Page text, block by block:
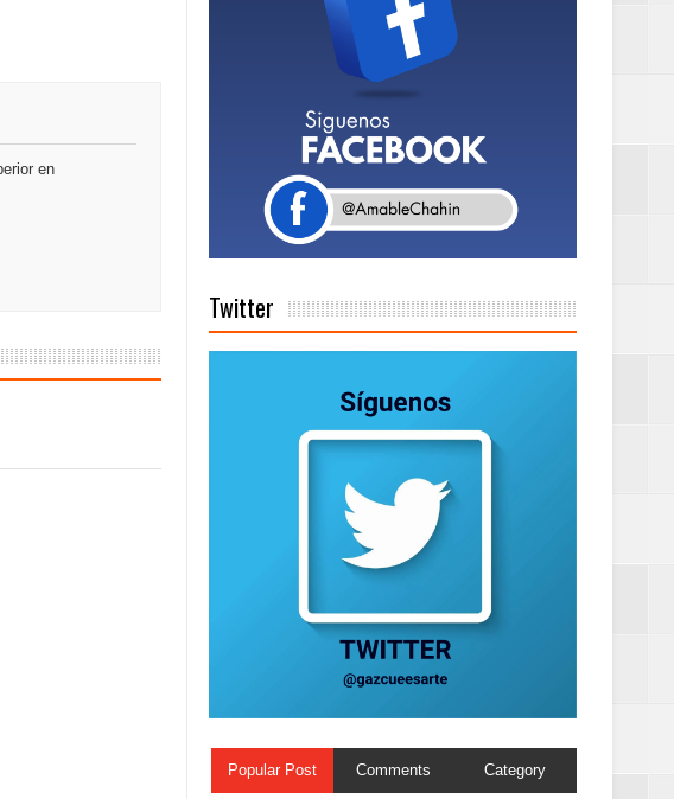
su equipo y conciertos
a Hard Rock Café Santo
en
Twitter
Popular Post Comments Category